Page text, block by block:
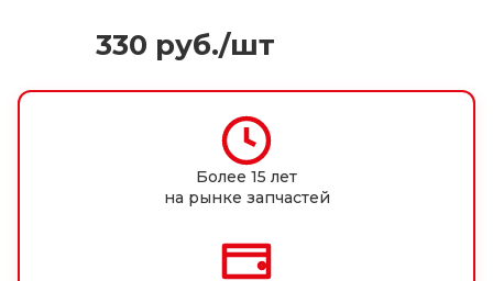
330 руб./шт
Более 15 лет
на рынке запчастей